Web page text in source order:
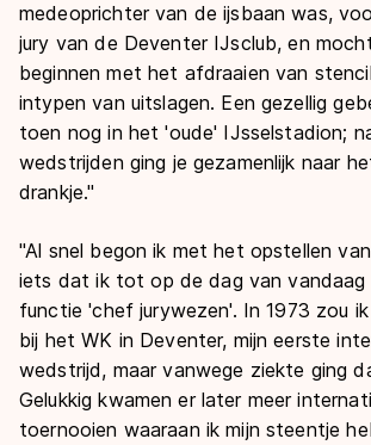
medeoprichter van de ijsbaan was,
jury van de Deventer IJsclub, en
beginnen met het afdraaien van
intypen van uitslagen. Een gezellig
toen nog in het 'oude' IJsselstadion;
wedstrijden ging je gezamenlijk naar
drankje."
"Al snel begon ik met het opstellen
iets dat ik tot op de dag van vandaag
functie 'chef jurywezen'. In 1973 zou ik
bij het WK in Deventer, mijn eerste
wedstrijd, maar vanwege ziekte ging
Gelukkig kwamen er later meer
toernooien waaraan ik mijn steentje